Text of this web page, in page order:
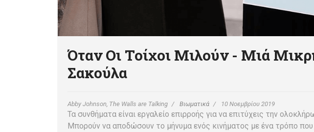
Όταν Οι Τοίχοι Μιλούν - Μιά
Σακούλα
Abby Johnson, The Walls are Talking Βιωματικά 10 Νοεμβρίου 2019
Τα συνθήματα είναι εργαλείο επιρροής για να επιτύχεις την
Μπορούν να αποδώσουν το μήνυμα ενός κινήματος με ένα τρόπο που